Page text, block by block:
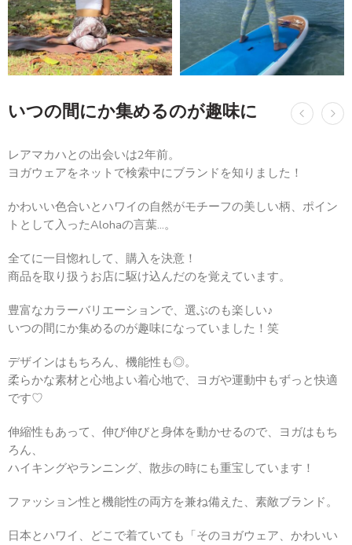
いつの間にか集めるのが趣味に
レアマカハとの出会いは2年前。
ヨガウェアをネットで検索中にブランドを知りました！
かわいい色合いとハワイの自然がモチーフの美しい柄、ポイン
トとして入ったAlohaの言葉…。
全てに一目惚れして、購入を決意！
商品を取り扱うお店に駆け込んだのを覚えています。
豊富なカラーバリエーションで、選ぶのも楽しい♪
いつの間にか集めるのが趣味になっていました！笑
デザインはもちろん、機能性も◎。
柔らかな素材と心地よい着心地で、ヨガや運動中もずっと快適
です♡
伸縮性もあって、伸び伸びと身体を動かせるので、ヨガはもち
ろん、
ハイキングやランニング、散歩の時にも重宝しています！
ファッション性と機能性の両方を兼ね備えた、素敵ブランド。
日本とハワイ、どこで着ていても「そのヨガウェア、かわいい